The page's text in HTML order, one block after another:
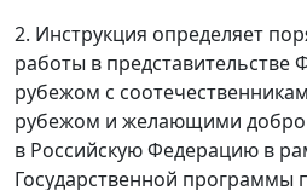
2. Инструкция определяет
работы в представительстве
рубежом с
рубежом и желающими
в Российскую Федерацию в
Государственной программы